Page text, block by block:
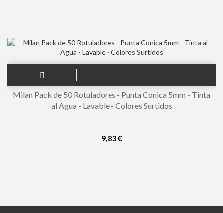
Milan Pack de 50 Rotuladores - Punta Conica 5mm - Tinta
al Agua - Lavable - Colores Surtidos
9,83 €